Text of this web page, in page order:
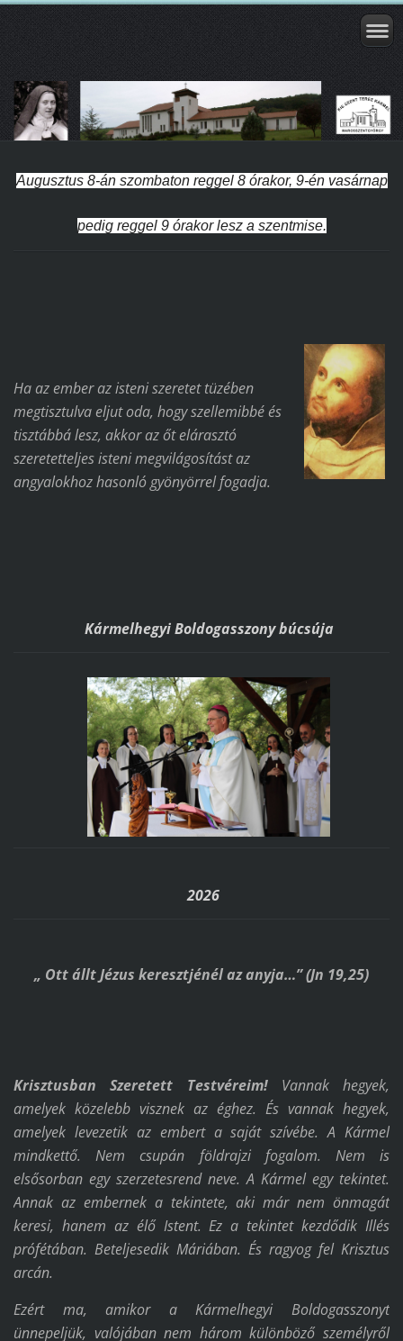
Augusztus 8-án szombaton reggel 8 órakor, 9-én vasárnap
pedig reggel 9 órakor lesz a szentmise.
Ha az ember az isteni szeretet tüzében
megtisztulva eljut oda, hogy szellemibbé és
tisztábbá lesz, akkor az őt elárasztó
szeretetteljes isteni megvilágosítást az
angyalokhoz hasonló gyönyörrel fogadja.
Kármelhegyi Boldogasszony búcsúja
2026
„ Ott állt Jézus keresztjénél az anyja…” (Jn 19,25)
Krisztusban Szeretett Testvéreim!Vannak hegyek,
amelyek közelebb visznek az éghez. És vannak hegyek,
amelyek levezetik az embert a saját szívébe. A Kármel
mindkettő. Nem csupán földrajzi fogalom. Nem is
elsősorban egy szerzetesrend neve. A Kármel egy tekintet.
Annak az embernek a tekintete, aki már nem önmagát
keresi, hanem az élő Istent. Ez a tekintet kezdődik Illés
prófétában. Beteljesedik Máriában. És ragyog fel Krisztus
arcán.
Ezért ma, amikor a Kármelhegyi Boldogasszonyt
ünnepeljük, valójában nem három különböző személyről